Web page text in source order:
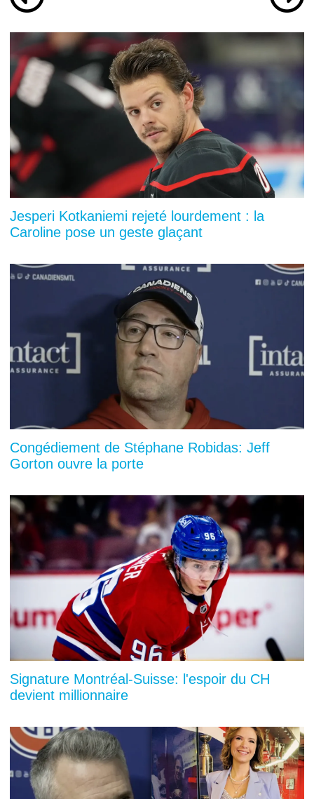
Jesperi Kotkaniemi rejeté lourdement : la
Caroline pose un geste glaçant
Congédiement de Stéphane Robidas: Jeff
Gorton ouvre la porte
Signature Montréal-Suisse: l'espoir du CH
devient millionnaire